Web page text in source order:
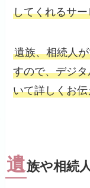
してくれるサ
遺族、相続人
すので、デジ
いて詳しくお
遺族や相続